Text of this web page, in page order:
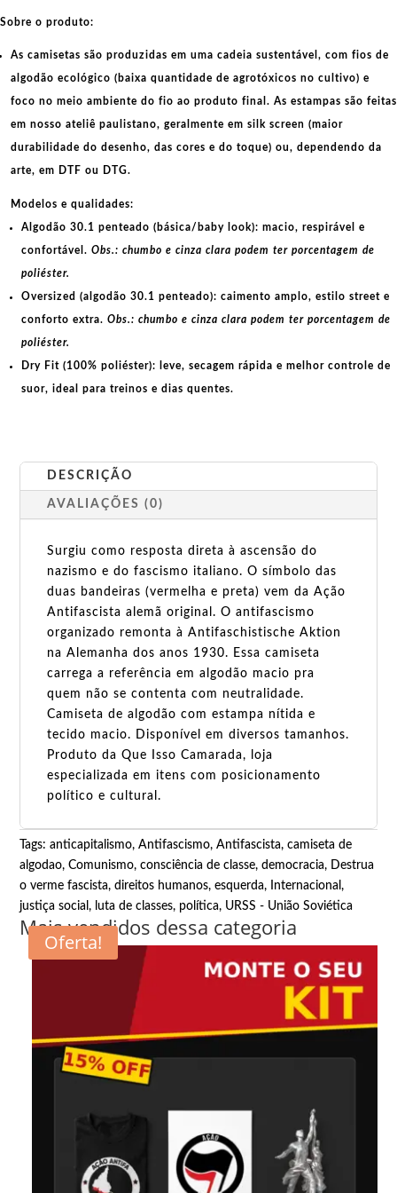
Sobre o produto:
As camisetas são produzidas em uma cadeia sustentável, com fios de
algodão ecológico (baixa quantidade de agrotóxicos no cultivo) e
foco no meio ambiente do fio ao produto final. As estampas são feitas
em nosso ateliê paulistano, geralmente em silk screen (maior
durabilidade do desenho, das cores e do toque) ou, dependendo da
arte, em DTF ou DTG.
Modelos e qualidades:
Algodão 30.1 penteado (básica/baby look): macio, respirável e
confortável. Obs.: chumbo e cinza clara podem ter porcentagem de
poliéster.
Oversized (algodão 30.1 penteado): caimento amplo, estilo street e
conforto extra. Obs.: chumbo e cinza clara podem ter porcentagem de
poliéster.
Dry Fit (100% poliéster): leve, secagem rápida e melhor controle de
suor, ideal para treinos e dias quentes.
DESCRIÇÃO
AVALIAÇÕES (0)
Surgiu como resposta direta à ascensão do
nazismo e do fascismo italiano. O símbolo das
duas bandeiras (vermelha e preta) vem da Ação
Antifascista alemã original. O antifascismo
organizado remonta à Antifaschistische Aktion
na Alemanha dos anos 1930. Essa camiseta
carrega a referência em algodão macio pra
quem não se contenta com neutralidade.
Camiseta de algodão com estampa nítida e
tecido macio. Disponível em diversos tamanhos.
Produto da Que Isso Camarada, loja
especializada em itens com posicionamento
político e cultural.
Tags:anticapitalismo,Antifascismo,Antifascista,camiseta de
algodao,Comunismo,consciência de classe,democracia, Destrua
o verme fascista,direitos humanos,esquerda, Internacional,
justiça social, luta de classes, política, URSS - União Soviética
Mais vendidos dessa categoria
Oferta!